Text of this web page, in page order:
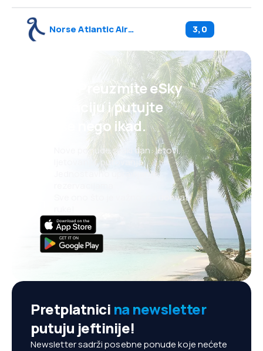
Norse Atlantic Airways 3,0
Psst! Preuzmite eSky
aplikaciju i putujte
lakše nego ikad.
Nove ponude svaki dan: letovi,
ljetovanja, putovanja
Jednostavno upravljanje
Sve ono što je važno, na dohvat
Pretplatnici na newsletter
putuju jeftinije!
Newsletter sadrži posebne ponude koje nećete